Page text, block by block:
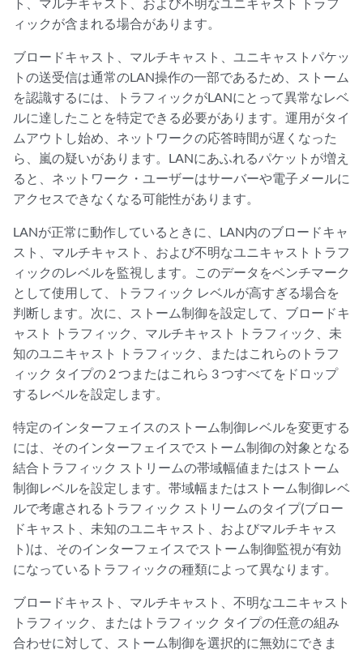
ィックが含まれる場合があります。
ブロードキャスト、マルチキャスト、ユニキャストパケッ
トの送受信は通常のLAN操作の一部であるため、ストーム
を認識するには、トラフィックがLANにとって異常なレベ
ルに達したことを特定できる必要があります。運用がタイ
ムアウトし始め、ネットワークの応答時間が遅くなった
ら、嵐の疑いがあります。LANにあふれるパケットが増え
ると、ネットワーク・ユーザーはサーバーや電子メールに
アクセスできなくなる可能性があります。
LANが正常に動作しているときに、LAN内のブロードキャ
スト、マルチキャスト、および不明なユニキャストトラフ
ィックのレベルを監視します。このデータをベンチマーク
として使用して、トラフィック レベルが高すぎる場合を
判断します。次に、ストーム制御を設定して、ブロードキ
ャスト トラフィック、マルチキャスト トラフィック、未
知のユニキャスト トラフィック、またはこれらのトラフ
ィック タイプの 2 つまたはこれら 3 つすべてをドロップ
するレベルを設定します。
特定のインターフェイスのストーム制御レベルを変更する
には、そのインターフェイスでストーム制御の対象となる
結合トラフィック ストリームの帯域幅値またはストーム
制御レベルを設定します。帯域幅またはストーム制御レベ
ルで考慮されるトラフィック ストリームのタイプ(ブロー
ドキャスト、未知のユニキャスト、およびマルチキャス
ト)は、そのインターフェイスでストーム制御監視が有効
になっているトラフィックの種類によって異なります。
ブロードキャスト、マルチキャスト、不明なユニキャスト
トラフィック、またはトラフィック タイプの任意の組み
合わせに対して、ストーム制御を選択的に無効にできま